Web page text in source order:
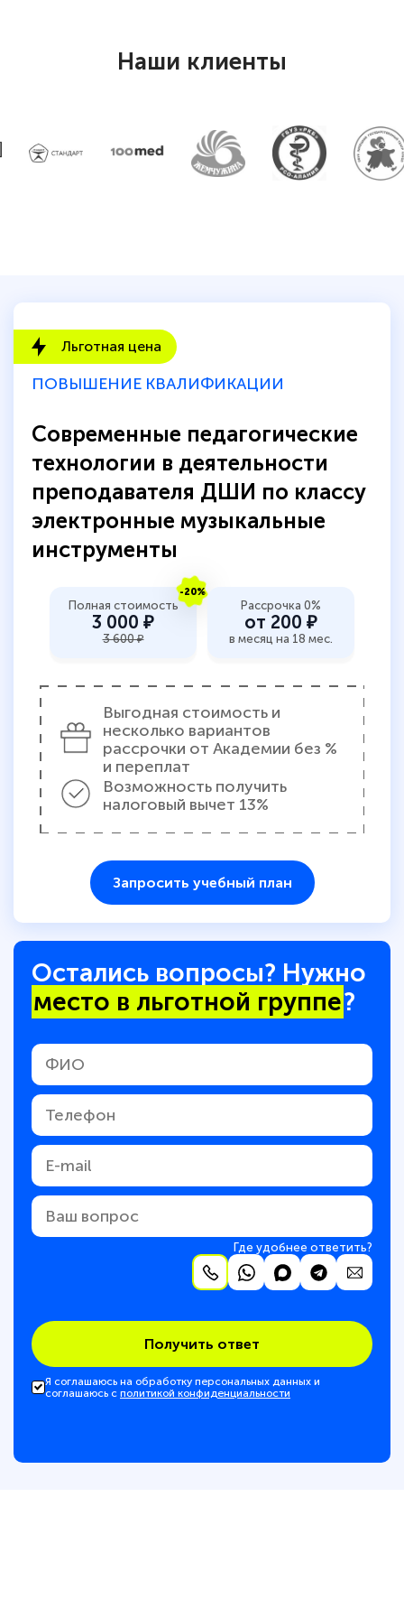
специальности «Тренер-преподаватель
по тяжелой атлетике»! Хочется
специалисты, ответили на все
интересующие вопросы и в течении
Знаток города 7 уровня
10 марта 2026
Оставила заявку на обучение онлайн, мне
Обучение понравилось: огромное
количество тематической литературы,
пособий и учебников доступно на время
прохождения курса, удобная система
аттестации, проблем не возникло ни на
каком этапе…
Наши клиенты
Льготная цена
ПОВЫШЕНИЕ КВАЛИФИКАЦИИ
Современные педагогические
технологии в деятельности
преподавателя ДШИ по классу
электронные музыкальные
инструменты
-20%
Полная стоимость
3 000 ₽
3 600 ₽
Рассрочка 0%
от 200 ₽
в месяц на 18 мес.
Выгодная стоимость и
несколько вариантов
рассрочки от Академии без %
и переплат
Возможность получить
налоговый вычет 13%
Запросить учебный план
Остались вопросы? Нужно
место в льготной группе?
Где удобнее ответить?
Получить ответ
Я соглашаюсь на обработку персональных данных и
соглашаюсь с политикой конфиденциальности